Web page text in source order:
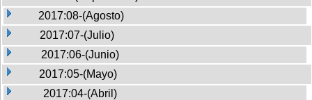
2017:08-(Agosto)
2017:07-(Julio)
2017:06-(Junio)
2017:05-(Mayo)
2017:04-(Abril)